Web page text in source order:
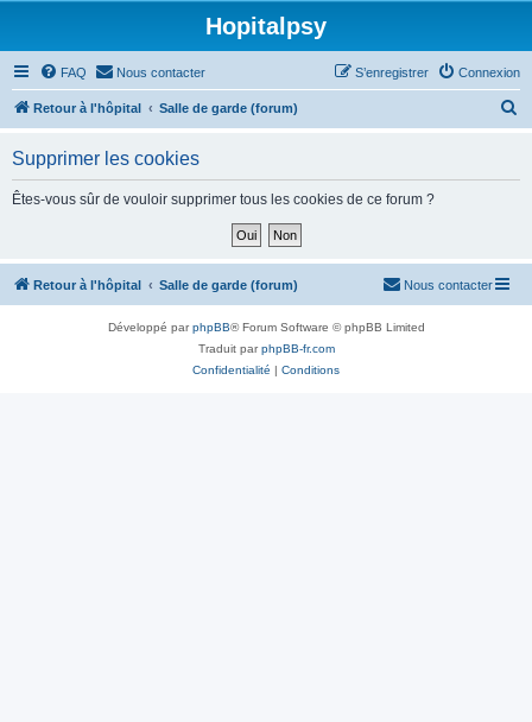
Hopitalpsy
FAQ Nous contacter Connexion
S’enregistrer
Retour à l'hôpital Salle de garde (forum)
h
Supprimer les cookies
Êtes-vous sûr de vouloir supprimer tous les cookies de ce forum ?
Retour à l'hôpital Salle de garde (forum) Nous contacter
Développé parphpBB® Forum Software © phpBB Limited
Traduit parphpBB-fr.com
Confidentialité | Conditions